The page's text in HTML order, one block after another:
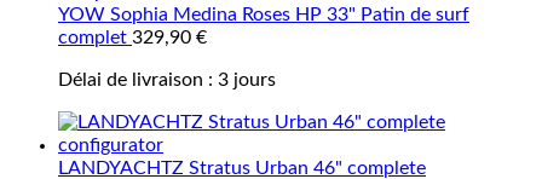
YOW Sophia Medina Roses HP 33" Patin de surf
complet 329,90 €
Délai de livraison : 3 jours
LANDYACHTZ Stratus Urban 46" complete